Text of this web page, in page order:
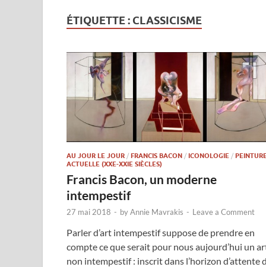
ÉTIQUETTE : CLASSICISME
AU JOUR LE JOUR / FRANCIS BACON / ICONOLOGIE /
ACTUELLE (XXE-XXIE SIÈCLES)
Francis Bacon, un moderne
intempestif
27 mai 2018 - byAnnie Mavrakis - Leave a Comment
Parler d’art intempestif suppose de prendre en
compte ce que serait pour nous aujourd’hui un
non intempestif : inscrit dans l’horizon d’attente